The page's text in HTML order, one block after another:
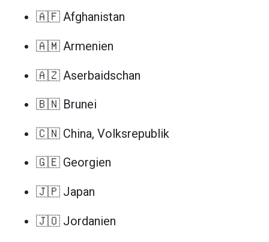
🇦🇫 Afghanistan
🇦🇲 Armenien
🇦🇿 Aserbaidschan
🇧🇳 Brunei
🇨🇳 China, Volksrepublik
🇬🇪 Georgien
🇯🇵 Japan
🇯🇴 Jordanien